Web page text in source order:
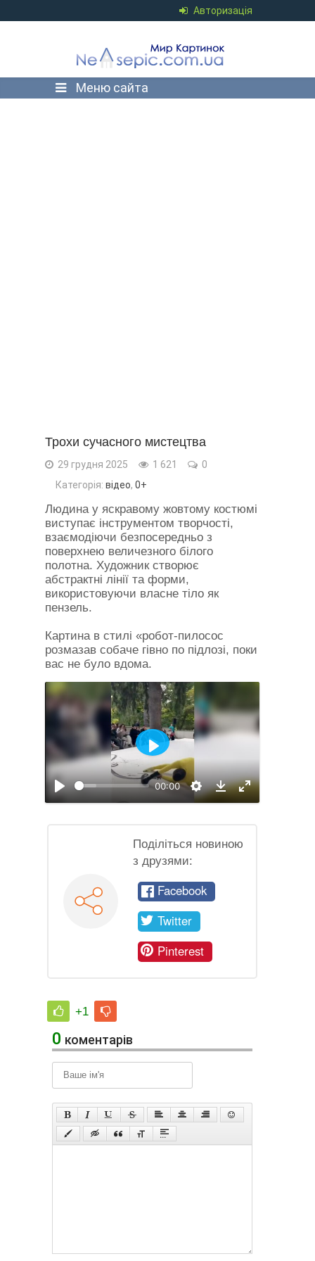
Авторизація
Меню сайта
Трохи сучасного мистецтва
29 грудня 2025 1 621
0
Категорія: відео, 0+
Людина у яскравому жовтому костюмі
виступає інструментом творчості,
взаємодіючи безпосередньо з
поверхнею величезного білого
полотна. Художник створює
абстрактні лінії та форми,
використовуючи власне тіло як
пензель.
Картина в стилі «робот-пилосос
розмазав собаче гівно по підлозі, поки
вас не було вдома.
Відтворити
00:00
Налаштування
Download
Відтворити
Поділіться новиною
з друзями:
Facebook
Twitter
Pinterest
+1
0 коментарів